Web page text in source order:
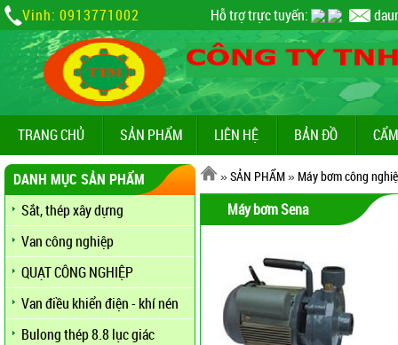
Vinh: 0913771002 Hỗ trợ trực tuyến:
TRANG CHỦ SẢN PHẨM LIÊN HỆ BẢN ĐỒ
DANH MỤC SẢN PHẨM
Sắt, thép xây dựng
Van công nghiệp
QUẠT CÔNG NGHIỆP
Van điều khiển điện - khí nén
Bulong thép 8.8 lục giác
»SẢN PHẨM» Máy bơm công
Máy bơm Sena